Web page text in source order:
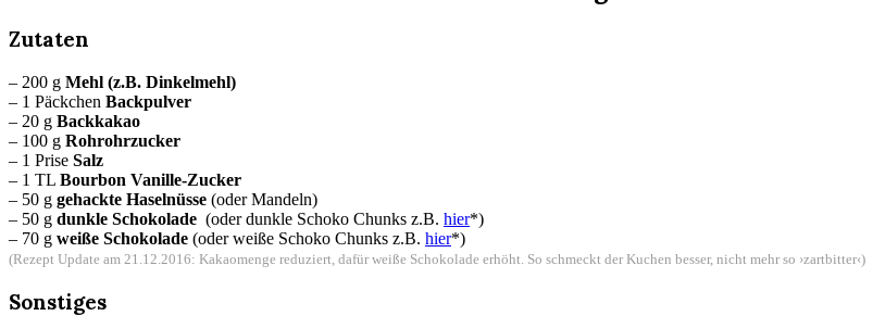
Zutaten
– 200 g Mehl (z.B. Dinkelmehl)
– 1 Päckchen Backpulver
– 20 g Backkakao
– 100 g Rohrohrzucker
– 1 Prise Salz
– 1 TL Bourbon Vanille-Zucker
– 50 g gehackte Haselnüsse (oder Mandeln)
– 50 g dunkle Schokolade (oder dunkle Schoko Chunks z.B. hier*)
– 70 g weiße Schokolade (oder weiße Schoko Chunks z.B. hier*)
(Rezept Update am 21.12.2016: Kakaomenge reduziert, dafür weiße Schokolade erhöht. So schmeckt der Kuchen besser, nicht mehr so ›zartbitter‹)
Sonstiges